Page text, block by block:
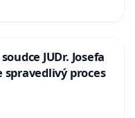
JUDr. Josefa
spravedlivý proces